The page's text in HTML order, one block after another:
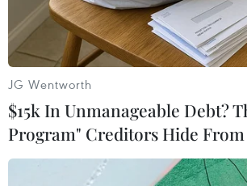
ngày 6/6 tới, sớm hơnmột tháng
ban đầu sau khi đã cắt giảm một
Toyota Australia đã phải giảm
trong bối cảnh các nhà máy của
nặng nềtrong thảm họa động
kinh hoàng vào tháng Ba vừa
JG Wentworth
$15k In Unmanageable Debt?
Program" Creditors Hide From